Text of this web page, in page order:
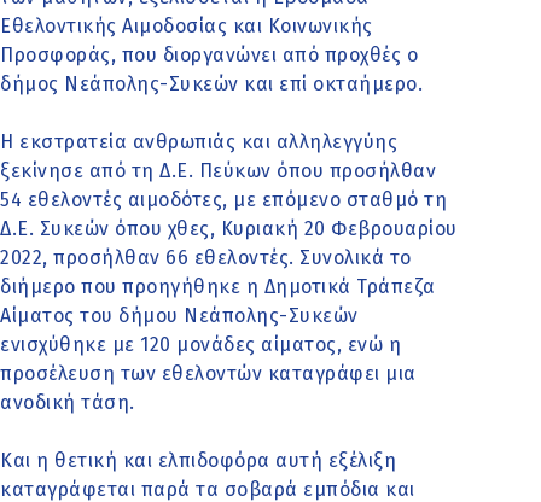
Εθελοντικής Αιμοδοσίας και Κοινωνικής
Προσφοράς, που διοργανώνει από προχθές ο
δήμος Νεάπολης-Συκεών και επί οκταήμερο.
Η εκστρατεία ανθρωπιάς και αλληλεγγύης
ξεκίνησε από τη Δ.Ε. Πεύκων όπου προσήλθαν
54 εθελοντές αιμοδότες, με επόμενο σταθμό τη
Δ.Ε. Συκεών όπου χθες, Κυριακή 20 Φεβρουαρίου
2022, προσήλθαν 66 εθελοντές. Συνολικά το
διήμερο που προηγήθηκε η Δημοτικά Τράπεζα
Αίματος του δήμου Νεάπολης-Συκεών
ενισχύθηκε με 120 μονάδες αίματος, ενώ η
προσέλευση των εθελοντών καταγράφει μια
ανοδική τάση.
Και η θετική και ελπιδοφόρα αυτή εξέλιξη
καταγράφεται παρά τα σοβαρά εμπόδια και